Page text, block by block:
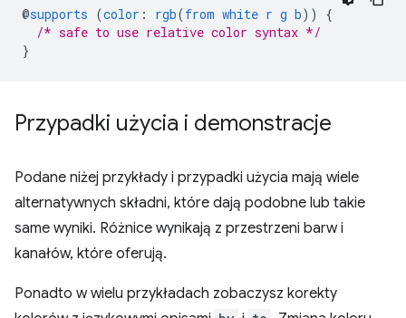
@supports (color : rgb(from white r g b))
{
/* safe to use relative color syntax */
}
Przypadki użycia i demonstracje
Podane niżej przykłady i przypadki użycia mają wiele
alternatywnych składni, które dają podobne lub takie
same wyniki. Różnice wynikają z przestrzeni barw i
kanałów, które oferują.
Ponadto w wielu przykładach zobaczysz korekty